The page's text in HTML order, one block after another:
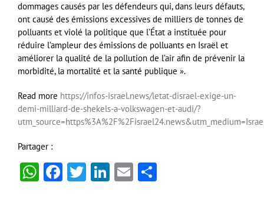
dommages causés par les défendeurs qui, dans leurs défauts,
ont causé des émissions excessives de milliers de tonnes de
polluants et violé la politique que l’État a instituée pour
réduire l’ampleur des émissions de polluants en Israël et
améliorer la qualité de la pollution de l’air afin de prévenir la
morbidité, la mortalité et la santé publique ».
Read more https://infos-israel.news/letat-disrael-exige-un-
demi-milliard-de-shekels-a-volkswagen-et-audi/?
Partager :
WhatsApp
Facebook
Twitter
LinkedIn
Email